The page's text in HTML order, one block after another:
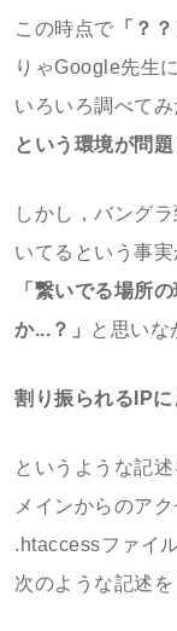
この時点で 「？？
りゃGoogle先生
いろいろ調べてみ
という環境が問題
しかし，バング
いてるという事実
「繋いでる場所
か...？」
と思いな
割り振られるIP
というような記
メインからのア
.htaccessファイ
次のような記述を